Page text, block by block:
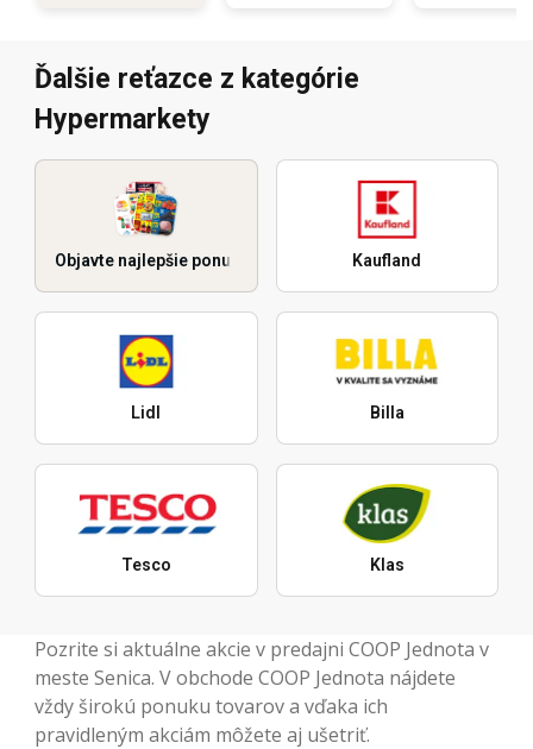
Ďalšie reťazce z kategórie
Hypermarkety
Objavte najlepšie ponuky Kaufland
Lidl Billa
Tesco Klas
Pozrite si aktuálne akcie v predajni COOP Jednota v
meste Senica. V obchode COOP Jednota nájdete
vždy širokú ponuku tovarov a vďaka ich
pravidleným akciám môžete aj ušetriť.